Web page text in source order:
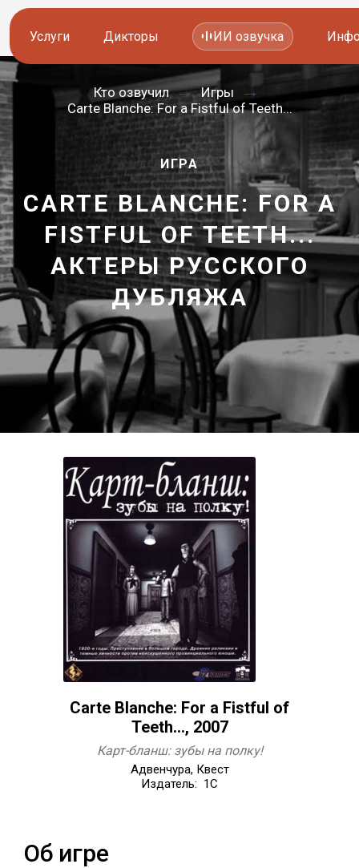
Услуги
Озвучка видео
Работа с аудио
Работа с текстом
Локализация и перевод
Другие услуги
8 800 200-45-51
Заказать звонок
Дикторы
Иностранные дикторы
Русские дикторы
Актеры озвучки
Контакты дикторов
ИИ голоса
8 800 200-45-51
Заказать звонок
ИИ озвучка
Кто озвучил
Игры
Carte Blanche: For a Fistful of Teeth...
ИГРА
CARTE BLANCHE: FOR A
FISTFUL OF TEETH...
—
АКТЕРЫ РУССКОГО
ДУБЛЯЖА
Carte Blanche: For a Fistful of
Teeth..., 2007
Карт-бланш: зубы на полку!
Адвенчура, Квест
Издатель: 1C
Об игре